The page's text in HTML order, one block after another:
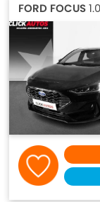
FORD FOCUS